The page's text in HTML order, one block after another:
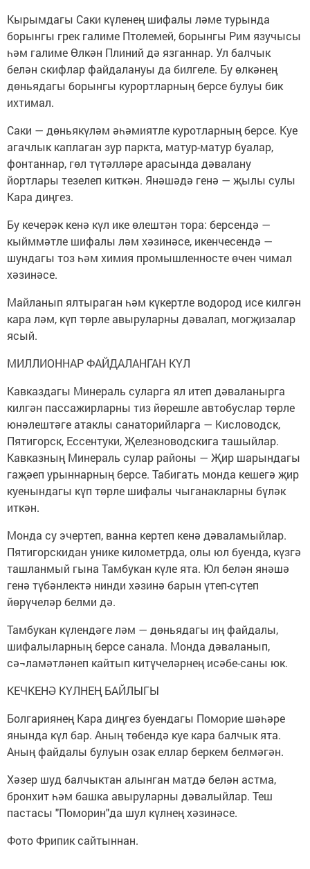
Кырымдагы Саки күленең шифалы ләме турында
борынгы грек галиме Птолемей, борынгы Рим язучысы
һәм галиме Өлкән Плиний дә язганнар. Ул балчык
белән скифлар файдалануы да билгеле. Бу өлкәнең
дөньядагы борынгы курортларның берсе булуы бик
ихтимал.
Саки — дөньякүләм әһәмиятле куротларның берсе. Куе
агачлык каплаган зур паркта, матур-матур буалар,
фонтаннар, гөл түтәлләре арасында дәвалану
йортлары тезелеп киткән. Янәшәдә генә — җылы сулы
Кара диңгез.
Бу кечерәк кенә күл ике өлештән тора: берсендә —
кыйммәтле шифалы ләм хәзинәсе, икенчесендә —
шундагы тоз һәм химия промышленносте өчен чимал
хәзинәсе.
Майланып ялтыраган һәм күкертле водород исе килгән
кара ләм, күп төрле авыруларны дәвалап, могҗизалар
ясый.
МИЛЛИОННАР ФАЙДАЛАНГАН КҮЛ
Кавказдагы Минераль суларга ял итеп дәваланырга
килгән пассажирларны тиз йөрешле автобуслар төрле
юнәлештәге атаклы санаторийларга — Кисловодск,
Пятигорск, Ессентуки, Җелезноводскига ташыйлар.
Кавказның Минераль сулар районы — Җир шарындагы
гаҗәеп урыннарның берсе. Табигать монда кешегә җир
куенындагы күп төрле шифалы чыганакларны бүләк
иткән.
Монда су эчертеп, ванна кертеп кенә дәваламыйлар.
Пятигорскидан унике километрда, олы юл буенда, күзгә
ташланмый гына Тамбукан күле ята. Юл белән янәшә
генә түбәнлектә нинди хәзинә барын үтеп-сүтеп
йөрүчеләр белми дә.
Тамбукан күлендәге ләм — дөньядагы иң файдалы,
шифалыларның берсе санала. Монда дәваланып,
сә¬ламәтләнеп кайтып китүчеләрнең исәбе-саны юк.
КЕЧКЕНӘ КҮЛНЕҢ БАЙЛЫГЫ
Болгариянең Кара диңгез буендагы Поморие шәһәре
янында күл бар. Аның төбендә куе кара балчык ята.
Аның файдалы булуын озак еллар беркем белмәгән.
Хәзер шуд балчыктан алынган матдә белән астма,
бронхит һәм башка авыруларны дәвалыйлар. Теш
пастасы "Поморин"да шул күлнең хәзинәсе.
Фото Фрипик сайтыннан.